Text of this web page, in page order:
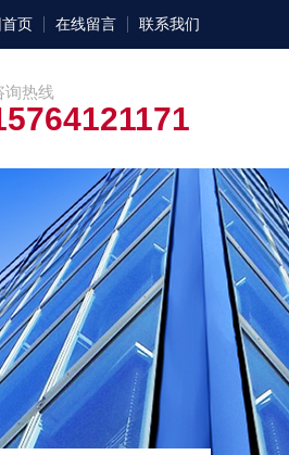
页 在线留言 联系我们
询热线